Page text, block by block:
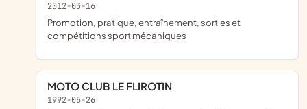
2012-03-16
promotion, pratique, entraînement, sorties et
compétitions sport mécaniques
MOTO CLUB LE FLIROTIN
1992-05-26